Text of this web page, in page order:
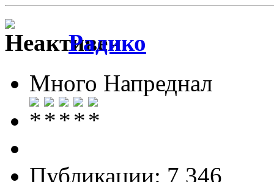
Радико
Много Напреднал
Публикации: 7 346